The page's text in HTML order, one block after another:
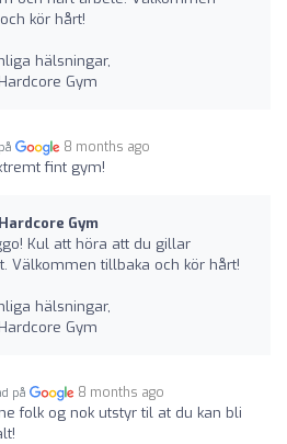
kör hårt!
hälsningar,
Gym
8 months ago
fint gym!
Gym
Kul att höra att du gillar
Välkommen tillbaka och kör hårt!
hälsningar,
Gym
på 8 months ago
folk og nok utstyr til at du kan bli